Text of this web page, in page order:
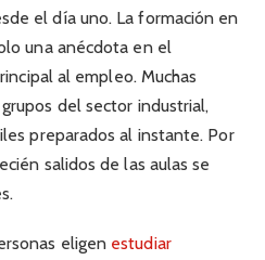
el día uno. La formación en
una anécdota en el
al empleo. Muchas
del sector industrial,
preparados al instante. Por
salidos de las aulas se
eligen estudiar